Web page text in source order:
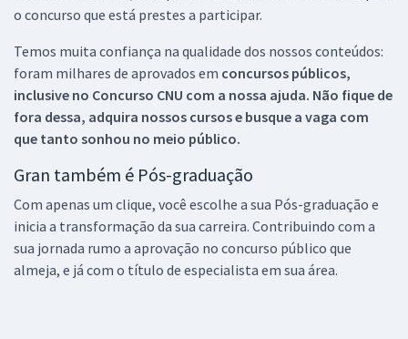
o concurso que está prestes a participar.
Temos muita confiança na qualidade dos nossos conteúdos:
foram milhares de aprovados em concursos públicos,
inclusive no Concurso CNU com a nossa ajuda. Não fique de
fora dessa, adquira nossos cursos e busque a vaga com
que tanto sonhou no meio público.
Gran também é Pós-graduação
Com apenas um clique, você escolhe a sua Pós-graduação e
inicia a transformação da sua carreira. Contribuindo com a
sua jornada rumo a aprovação no concurso público que
almeja, e já com o título de especialista em sua área.